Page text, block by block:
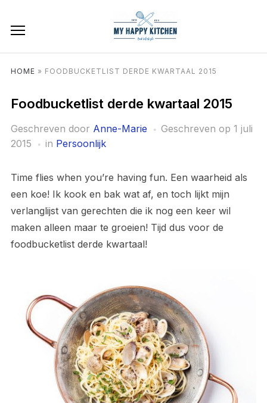
HOME » FOODBUCKETLIST DERDE KWARTAAL 2015
Foodbucketlist derde kwartaal 2015
Geschreven door Anne-Marie Geschreven op 1 juli
2015
in Persoonlijk
Time flies when you’re having fun. Een waarheid als
een koe! Ik kook en bak wat af, en toch lijkt mijn
verlanglijst van gerechten die ik nog een keer wil
maken alleen maar te groeien! Tijd dus voor de
foodbucketlist derde kwartaal!